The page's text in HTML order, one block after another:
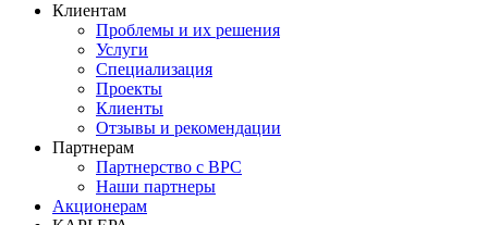
Клиентам
Проблемы и их решения
Услуги
Специализация
Проекты
Клиенты
Отзывы и рекомендации
Партнерам
Партнерство с BPC
Наши партнеры
Акционерам